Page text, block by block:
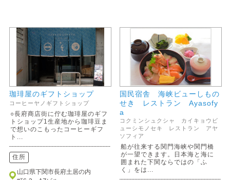
珈琲屋のギフトショップ
コーヒーヤノギフトショップ
○長府商店街に佇む珈琲屋のギフ
トショップ1生産地から珈琲豆ま
で想いのこもったコーヒーギフ
ト...
住所
山口県下関市長府土居の内
国民宿舎 海峡ビューしもの
せき レストラン Ayasofy
a
コクミンシュクシャ カイキョウビ
ューシモノセキ レストラン アヤ
ソフィア
船が往来する関門海峡や関門橋
が一望できます。日本海と海に
囲まれた下関ならではの「ふ
く」をは...